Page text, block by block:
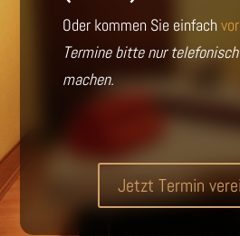
Oder kommen Sie einfach
Termine bitte nur
machen.
Jetzt Termin